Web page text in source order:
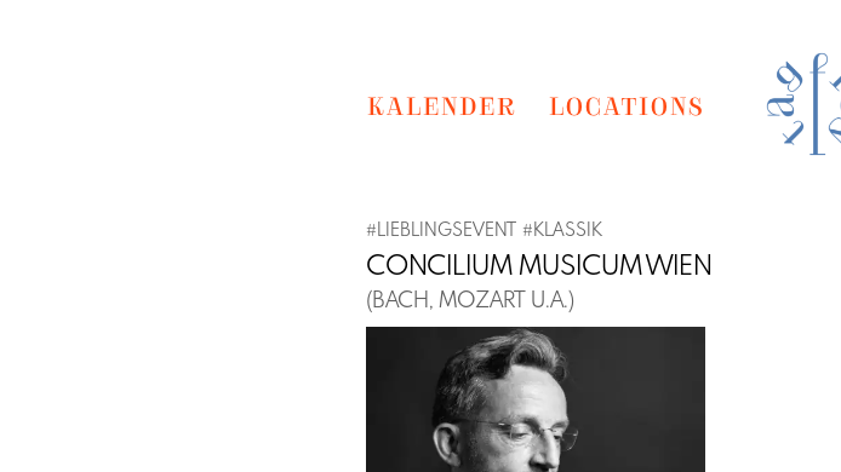
KALENDER LOCATIONS
#LIEBLINGSEVENT #KLASSIK
CONCILIUM MUSICUM WIEN
(BACH, MOZART U.A.)